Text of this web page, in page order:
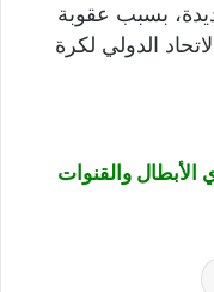
بسبب عقوبة
الدولي لكرة
والقنوات